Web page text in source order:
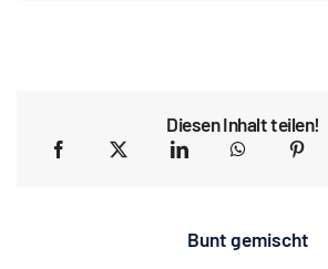
Diesen Inhalt teilen!
Bunt gemischt